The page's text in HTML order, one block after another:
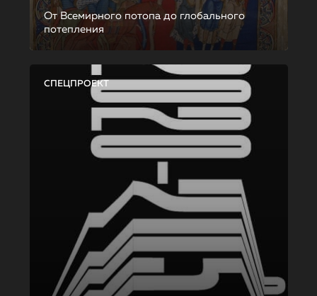
От Всемирного потопа до глобального
потепления
СПЕЦПРОЕКТ